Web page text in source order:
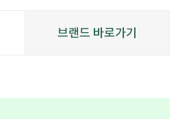
브랜드 바로가기